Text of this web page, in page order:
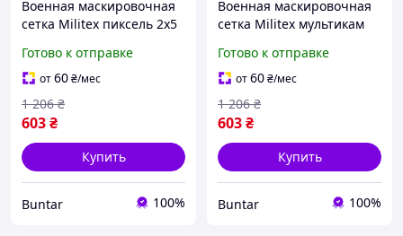
Военная маскировочная
сетка Militex пиксель 2х5
Готово к отправке
от60₴/мес
603₴
1 206 ₴
Купить
Buntar 100%
Военная маскировочная
сетка Militex мультикам
Готово к отправке
от60₴/мес
603₴
1 206 ₴
Купить
Buntar 100%